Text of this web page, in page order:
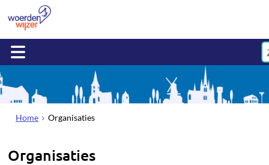
Home Organisaties
Organisaties